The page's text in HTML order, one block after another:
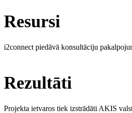
Resursi
i2connect piedāvā konsultāciju
Rezultāti
Projekta ietvaros tiek izstrādāti AKIS